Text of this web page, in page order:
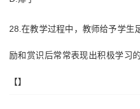
28.在教学过程中，教师给予学生
励和赏识后常常表现出积极学习
【】